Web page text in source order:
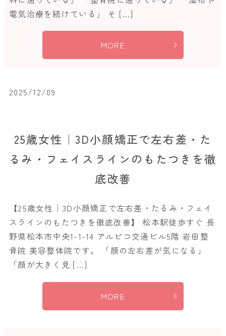
電気治療を続けている」 そ […]
MORE
2025/12/09
25歳女性｜3D小顔矯正で左右差・た
るみ・フェイスラインのもたつきを徹
底改善
【25歳女性｜3D小顔矯正で左右差・たるみ・フェイ
スラインのもたつきを徹底改善】 松本駅徒歩すぐ 長
野県松本市中央1-1-14 アルピコ交通ビル5階 岩田整
骨院 美容整体院です。 「顔の左右差が気になる」
「顔が大きく見 […]
MORE